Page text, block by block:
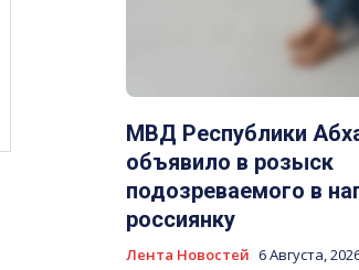
МВД Республики
объявило в розыск
подозреваемого в
россиянку
Лента Новостей 6 Августа,